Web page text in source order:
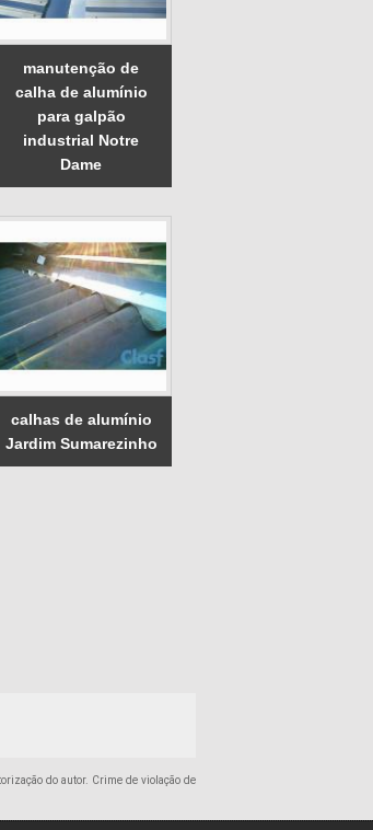
manutenção de
calha de alumínio
para galpão
industrial Notre
Dame
calhas de alumínio
Jardim Sumarezinho
do autor. Crime de violação de